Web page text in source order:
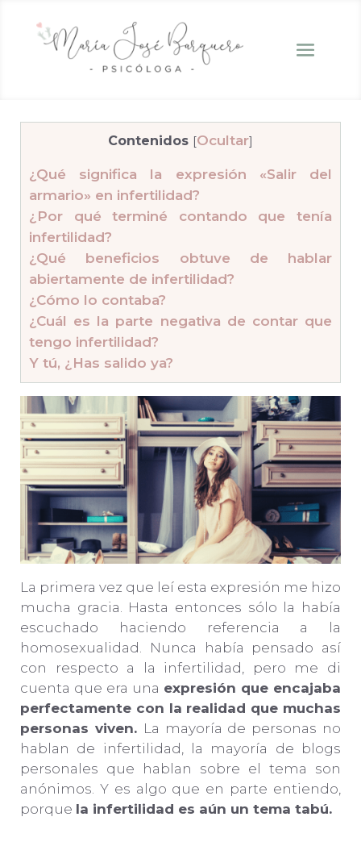
Contenidos [Ocultar]
¿Qué significa la expresión «Salir del
armario» en infertilidad?
¿Por qué terminé contando que tenía
infertilidad?
¿Qué beneficios obtuve de hablar
abiertamente de infertilidad?
¿Cómo lo contaba?
¿Cuál es la parte negativa de contar que
tengo infertilidad?
Y tú, ¿Has salido ya?
La primera vez que leí esta expresión me hizo
mucha gracia. Hasta entonces sólo la había
escuchado haciendo referencia a la
homosexualidad. Nunca había pensado así
con respecto a la infertilidad, pero me di
cuenta que era una expresión que encajaba
perfectamente con la realidad que muchas
personas viven. La mayoría de personas no
hablan de infertilidad, la mayoría de blogs
personales que hablan sobre el tema son
anónimos. Y es algo que en parte entiendo,
porque la infertilidad es aún un tema tabú.